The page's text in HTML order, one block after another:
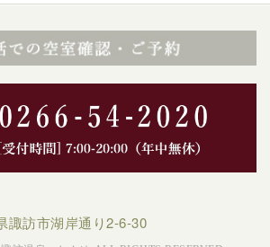
訪市湖岸通り2-6-30